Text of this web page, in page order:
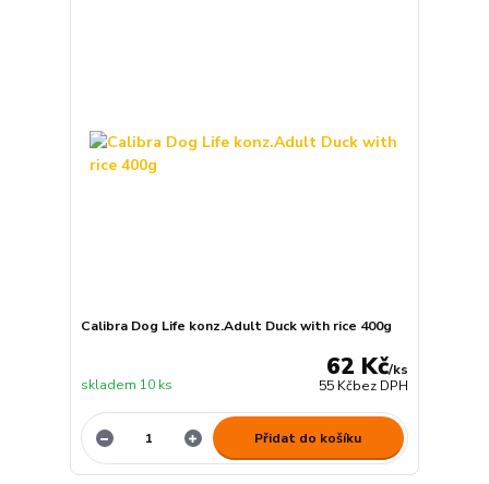
Calibra Dog Life konz.Adult Duck with rice 400g
62 Kč/ks
55 Kčbez DPH
skladem 10 ks
Přidat do košíku